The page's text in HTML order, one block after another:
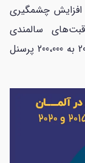
افزایش چشمگیری
سالمندی
داشته‌اند. تخمین زده می شود که تا سال 2030 به 200،000 پرسنل